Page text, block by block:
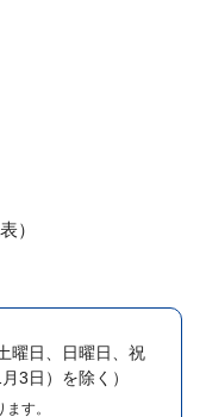
）
土曜日、日曜日、祝
3日）を除く）
す。